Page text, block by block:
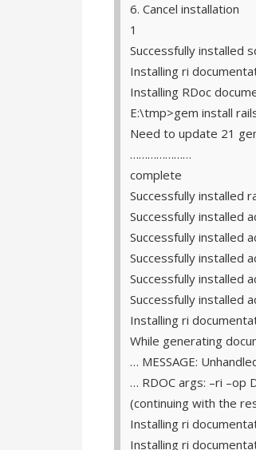
6. Cancel installation
1
Successfully installed
Installing ri
Installing RDoc
E:\tmp>gem install
Need to update 21
…………………
complete
Successfully installed
Successfully installed
Successfully installed
Successfully installed
Successfully installed
Successfully installed
Installing ri
While generating
… MESSAGE:
… RDOC args: –ri
(continuing with the
Installing ri
Installing ri